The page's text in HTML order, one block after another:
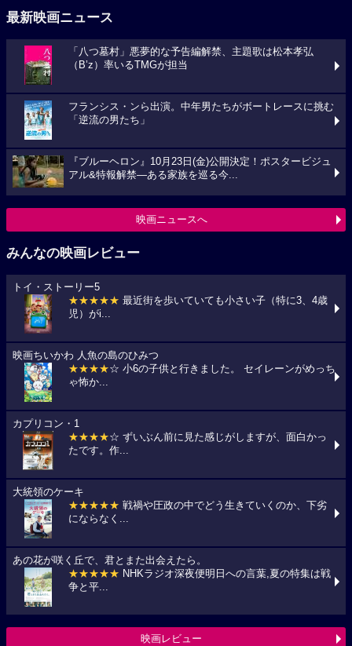
最新映画ニュース
「八つ墓村」悪夢的な予告編解禁、主題歌は松本孝弘
（B’z）率いるTMGが担当
フランシス・ンら出演。中年男たちがボートレースに挑む
「逆流の男たち」
『ブルーヘロン』10月23日(金)公開決定！ポスタービジュ
アル&特報解禁―ある家族を巡る今...
映画ニュースへ
みんなの映画レビュー
トイ・ストーリー5
★★★★★ 最近街を歩いていても小さい子（特に3、4歳
児）がi...
映画ちいかわ 人魚の島のひみつ
★★★★☆ 小6の子供と行きました。 セイレーンがめっち
ゃ怖か...
カプリコン・1
★★★★☆ ずいぶん前に見た感じがしますが、面白かっ
たです。作...
大統領のケーキ
★★★★★ 戦禍や圧政の中でどう生きていくのか、下劣
にならなく...
あの花が咲く丘で、君とまた出会えたら。
★★★★★ NHKラジオ深夜便明日への言葉,夏の特集は戦
争と平...
映画レビュー